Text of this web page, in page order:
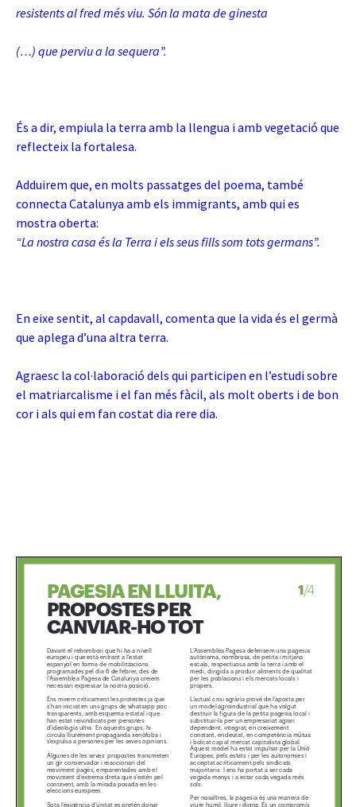
resistents al fred més viu. Són la mata de ginesta
(…) que perviu a la sequera”.
És a dir, empiula la terra amb la llengua i amb vegetació que
reflecteix la fortalesa.
Adduirem que, en molts passatges del poema, també
connecta Catalunya amb els immigrants, amb qui es
mostra oberta:
“La nostra casa és la Terra i els seus fills som tots germans”.
En eixe sentit, al capdavall, comenta que la vida és el germà
que aplega d’una altra terra.
Agraesc la col·laboració dels qui participen en l’estudi sobre
el matriarcalisme i el fan més fàcil, als molt oberts i de bon
cor i als qui em fan costat dia rere dia.